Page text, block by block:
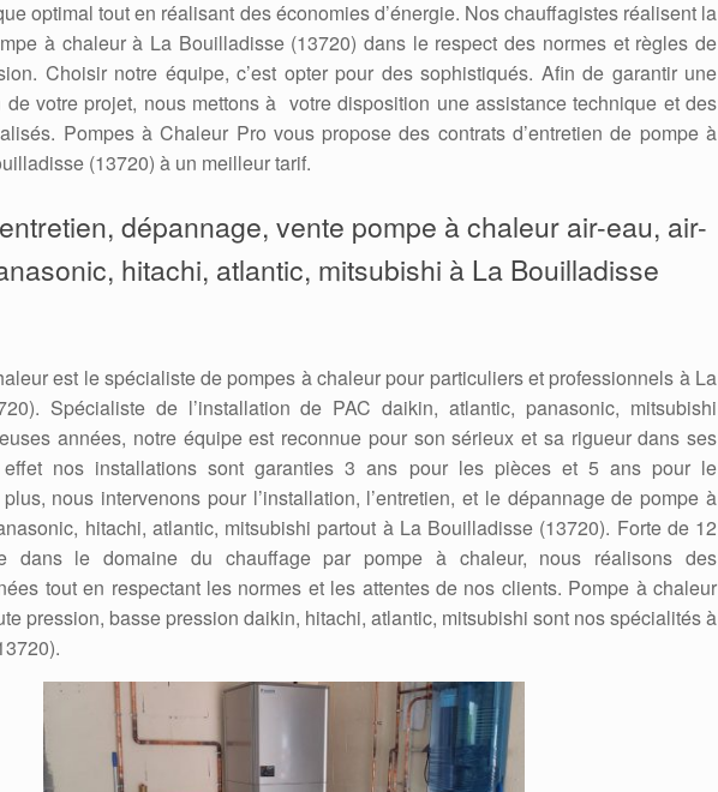
optimal tout en réalisant des économies d’énergie. Nos chauffagistes réalisent la
à chaleur à La Bouilladisse (13720) dans le respect des normes et règles de
Choisir notre équipe, c’est opter pour des sophistiqués. Afin de garantir une
de votre projet, nous mettons à votre disposition une assistance technique et des
Pompes à Chaleur Pro vous propose des contrats d’entretien de pompe à
(13720) à un meilleur tarif.
dépannage, vente pompe à chaleur air-eau, air-
hitachi, atlantic, mitsubishi à La Bouilladisse
est le spécialiste de pompes à chaleur pour particuliers et professionnels à La
Spécialiste de l’installation de PAC daikin, atlantic, panasonic, mitsubishi
années, notre équipe est reconnue pour son sérieux et sa rigueur dans ses
effet nos installations sont garanties 3 ans pour les pièces et 5 ans pour le
nous intervenons pour l’installation, l’entretien, et le dépannage de pompe à
hitachi, atlantic, mitsubishi partout à La Bouilladisse (13720). Forte de 12
dans le domaine du chauffage par pompe à chaleur, nous réalisons des
tout en respectant les normes et les attentes de nos clients. Pompe à chaleur
pression, basse pression daikin, hitachi, atlantic, mitsubishi sont nos spécialités à